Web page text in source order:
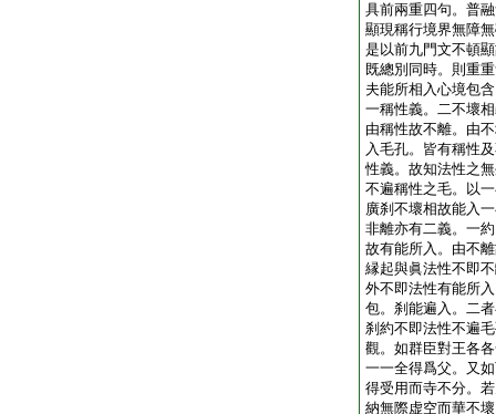
具前兩重四句。普
顯現稱行境界無障
是以前九門文不頓
既總別同時。則重
夫能所相入心境包
一稱性義。二不壞
由稱性故不離。由
入毛孔。皆有稱性
性義。故知法性之
不遍稱性之毛。以
廣刹不壞相故能入
非離亦有二義。一
故有能所入。由不
縁起與眞法性不即
外不即法性有能所
包。刹能遍入。二
刹約不即法性不遍
觀。如群臣對王各
一一全得爲父。又
得受用而寺不分。
納無際虚空而華不